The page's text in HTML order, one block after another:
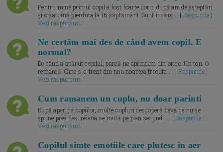
Pentru mine primul copil a fost foarte dorit, după ani de așteptări
și o sarcină pierduta la 16 săptămâni. Sunt însărc... | Raspunde |
Vezi raspunsuri
Ne certăm mai des de când avem copil. E
normal?
De când a apărut copilul, parcă ne aprindem din orice. Un ton. O
remarcă. Cine s-a trezit din nou noaptea trecuta.... |Raspunde |
Vezi raspunsuri
Cum ramanem un cuplu, nu doar parinti
După apariția copiilor, multe cupluri descoperă ceva ce nu se
spune prea des: relația se mută pe plan secund. ... |Raspunde |
Vezi raspunsuri
Copilul simte emotiile care plutesc in aer